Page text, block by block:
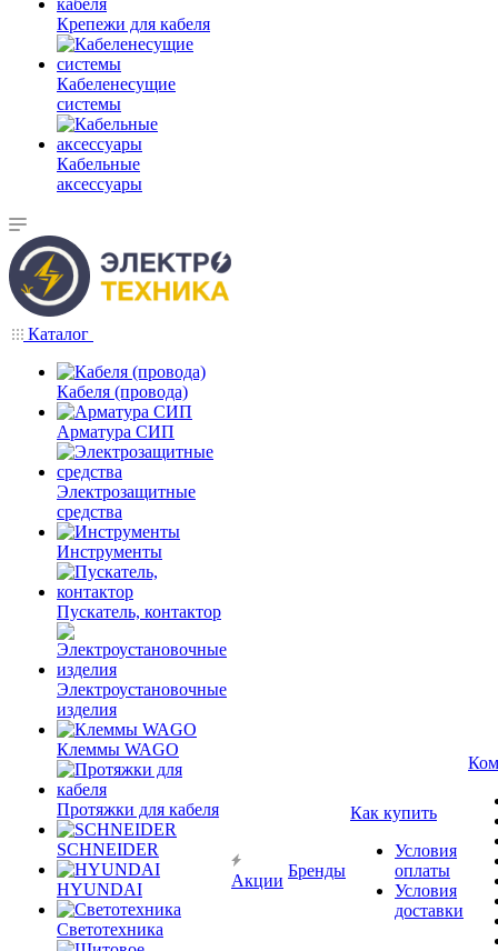
Крепежи для кабеля
Кабеленесущие
системы
Кабельные
аксессуары
Каталог
Кабеля (провода)
Арматура СИП
Электрозащитные
средства
Инструменты
Пускатель, контактор
Электроустановочные
изделия
Клеммы WAGO
Протяжки для кабеля
SCHNEIDER
HYUNDAI
Светотехника
Акции
Бренды
Как купить
Условия
оплаты
Условия
доставки